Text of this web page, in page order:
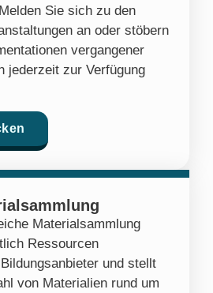
Sie sich zu den
an oder stöbern
vergangener
jederzeit zur Verfügung
Materialsammlung
Ressourcen
und stellt
von Materialien rund um